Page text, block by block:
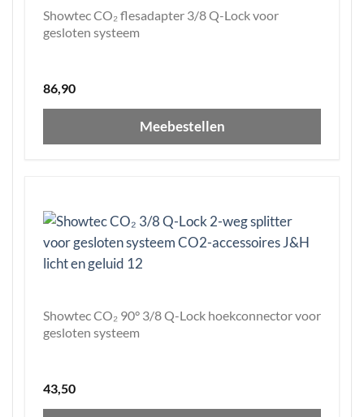
Showtec CO₂ flesadapter 3/8 Q-Lock voor
gesloten systeem
86,90
Meebestellen
Showtec CO₂ 90° 3/8 Q-Lock hoekconnector voor
gesloten systeem
43,50